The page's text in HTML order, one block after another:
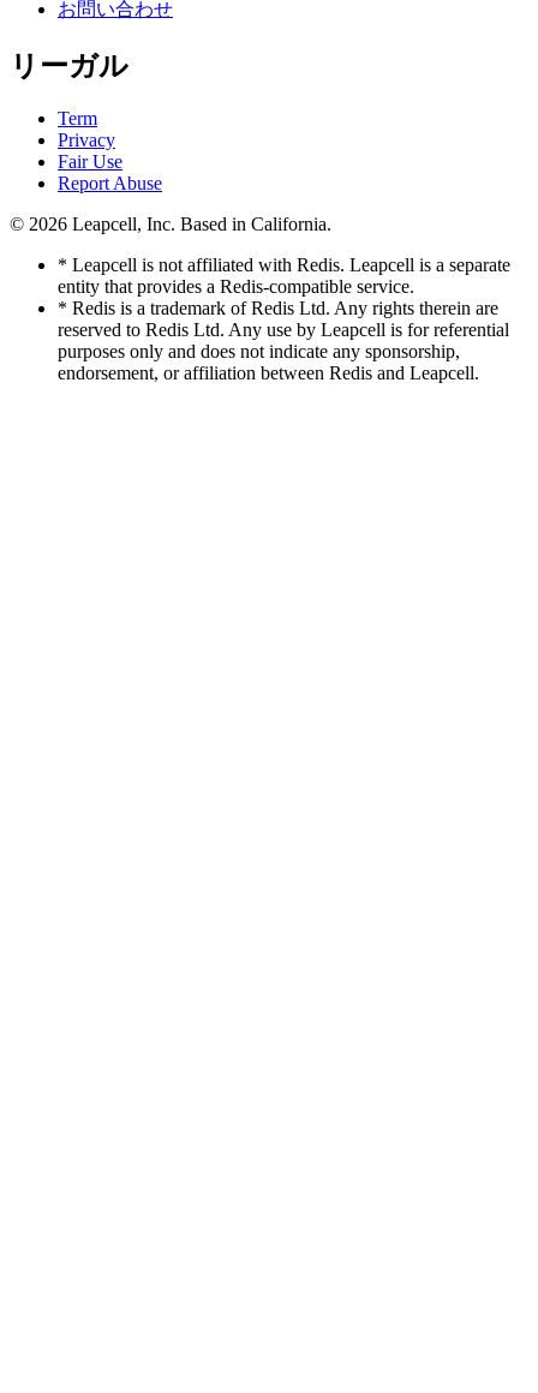
お問い合わせ
リーガル
Term
Privacy
Fair Use
Report Abuse
© 2026 Leapcell, Inc. Based in California.
* Leapcell is not affiliated with Redis. Leapcell is a separate
entity that provides a Redis-compatible service.
* Redis is a trademark of Redis Ltd. Any rights therein are
reserved to Redis Ltd. Any use by Leapcell is for referential
purposes only and does not indicate any sponsorship,
endorsement, or affiliation between Redis and Leapcell.